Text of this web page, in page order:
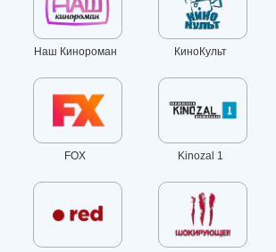
Наш Кинороман КиноКульт
FOX Kinozal 1